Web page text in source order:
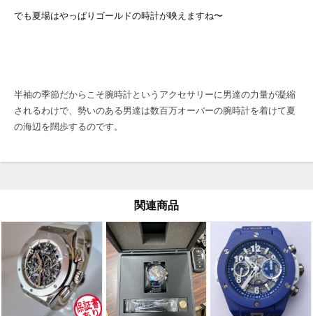
でも夏場はやっぱりゴールドの時計が映えますね〜
半袖の季節だからこそ腕時計というアクセサリーに男達の力量が凝縮
されるわけで、勢いのある男達は数百万オーバーの腕時計を着けて夏
の海辺を闊歩するのです。
関連商品